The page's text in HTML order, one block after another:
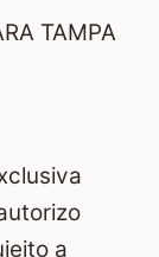
TAMPA
a